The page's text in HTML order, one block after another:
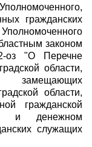
гражданских
законом
оз "О Перечне
области,
замещающих
области,
гражданской
и денежном
служащих